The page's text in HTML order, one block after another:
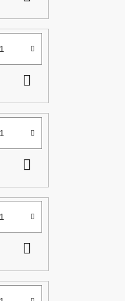
KOŠÍKU
KOŠÍKU
KOŠÍKU